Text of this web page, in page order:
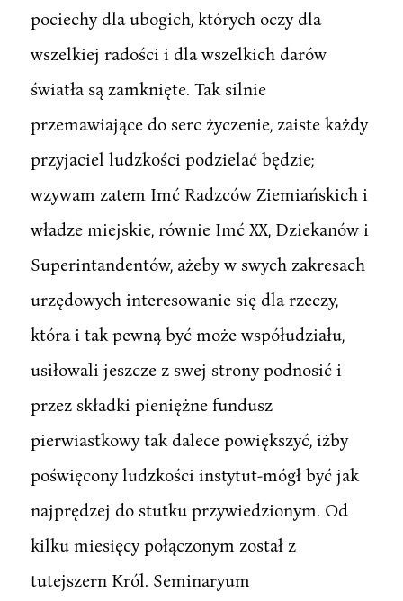
pociechy dla ubogich, których oczy dla
wszelkiej radości i dla wszelkich darów
światła są zamknięte. Tak silnie
przemawiające do serc życzenie, zaiste każdy
przyjaciel ludzkości podzielać będzie;
wzywam zatem Imć Radzców Ziemiańskich i
władze miejskie, równie Imć XX, Dziekanów i
Superintandentów, ażeby w swych zakresach
urzędowych interesowanie się dla rzeczy,
która i tak pewną być może współudziału,
usiłowali jeszcze z swej strony podnosić i
przez składki pieniężne fundusz
pierwiastkowy tak dalece powiększyć, iżby
poświęcony ludzkości instytut-mógł być jak
najprędzej do stutku przywiedzionym. Od
kilku miesięcy połączonym został z
tutejszern Król. Seminaryum